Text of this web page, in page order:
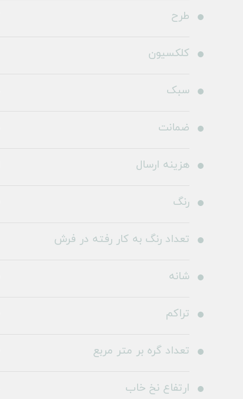
طرح
کلکسیون
سبک
ضمانت
هزینه ارسال
رنگ
تعداد رنگ به کار رفته در فرش
شانه
تراکم
تعداد گره بر متر مربع
ارتفاع نخ خاب